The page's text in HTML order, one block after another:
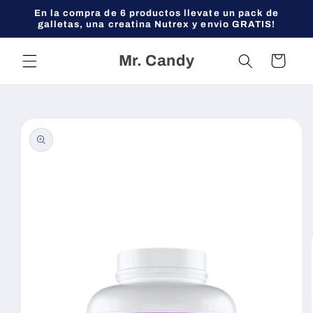
directamente
al contenido
En la compra de 6 productos llevate un pack de
galletas, una creatina Nutrex y envio GRATIS!
Mr. Candy Carrito
información